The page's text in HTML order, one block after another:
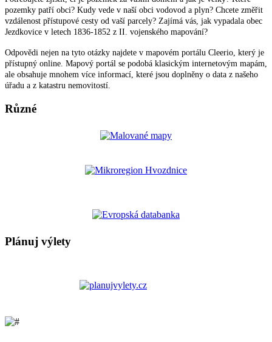
pozemky patří obci? Kudy vede v naší obci vodovod a plyn? Chcete změřit
vzdálenost přístupové cesty od vaší parcely? Zajímá vás, jak vypadala obec
Jezdkovice v letech 1836-1852 z II. vojenského mapování?
Odpovědi nejen na tyto otázky najdete v mapovém portálu Cleerio, který je
přístupný online. Mapový portál se podobá klasickým internetovým mapám,
ale obsahuje mnohem více informací, které jsou doplněny o data z našeho
úřadu a z katastru nemovitostí.
Různé
Plánuj výlety